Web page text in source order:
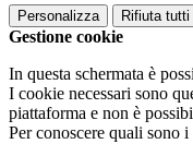
Personalizza Rifiuta tutti
Gestione cookie
In questa schermata è
I cookie necessari sono
piattaforma e non è
Per conoscere quali sono